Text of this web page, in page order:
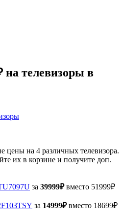
на телевизоры в
цены на 4 различных телевизора.
их в корзине и получите доп.
за 39999₽вместо 51999₽
за 14999₽вместо 18699₽